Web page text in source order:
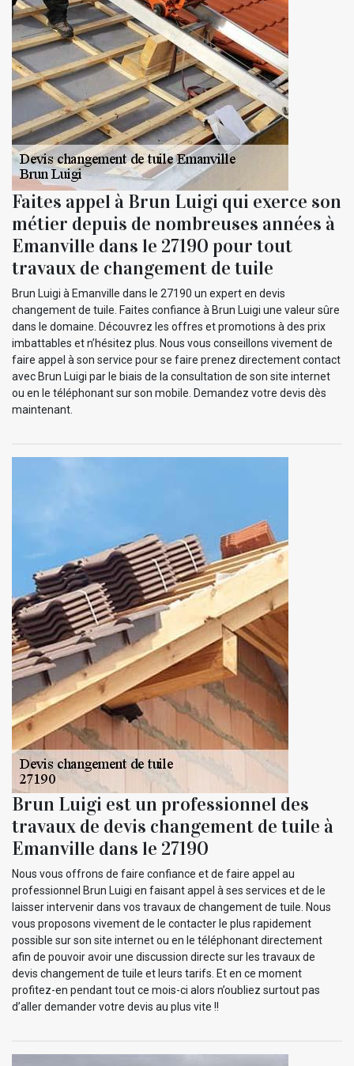
Faites appel à Brun Luigi qui exerce son
métier depuis de nombreuses années à
Emanville dans le 27190 pour tout
travaux de changement de tuile
Brun Luigi à Emanville dans le 27190 un expert en devis
changement de tuile. Faites confiance à Brun Luigi une valeur sûre
dans le domaine. Découvrez les offres et promotions à des prix
imbattables et n’hésitez plus. Nous vous conseillons vivement de
faire appel à son service pour se faire prenez directement contact
avec Brun Luigi par le biais de la consultation de son site internet
ou en le téléphonant sur son mobile. Demandez votre devis dès
maintenant.
Brun Luigi est un professionnel des
travaux de devis changement de tuile à
Emanville dans le 27190
Nous vous offrons de faire confiance et de faire appel au
professionnel Brun Luigi en faisant appel à ses services et de le
laisser intervenir dans vos travaux de changement de tuile. Nous
vous proposons vivement de le contacter le plus rapidement
possible sur son site internet ou en le téléphonant directement
afin de pouvoir avoir une discussion directe sur les travaux de
devis changement de tuile et leurs tarifs. Et en ce moment
profitez-en pendant tout ce mois-ci alors n’oubliez surtout pas
d’aller demander votre devis au plus vite !!